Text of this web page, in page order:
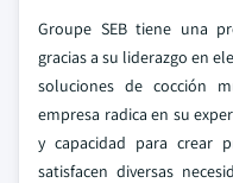
Groupe SEB tiene una
gracias a su liderazgo en
soluciones de cocción
empresa radica en su
y capacidad para crear
satisfacen diversas